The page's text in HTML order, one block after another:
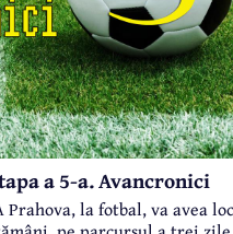
a 5-a. Avancronici
Prahova, la fotbal, va avea loc